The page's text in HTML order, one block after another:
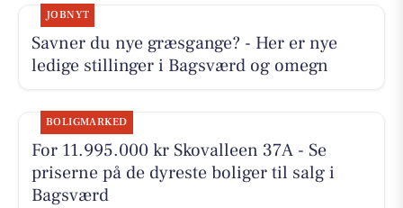
JOBNYT
Savner du nye græsgange? - Her er nye
ledige stillinger i Bagsværd og omegn
BOLIGMARKED
For 11.995.000 kr Skovalleen 37A - Se
priserne på de dyreste boliger til salg i
Bagsværd